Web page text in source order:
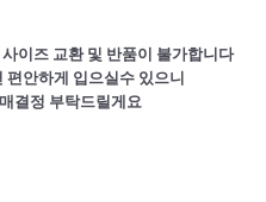
이즈 교환 및 반품이 불가합니다
안하게 입으실수 있으니
결정 부탁드릴게요